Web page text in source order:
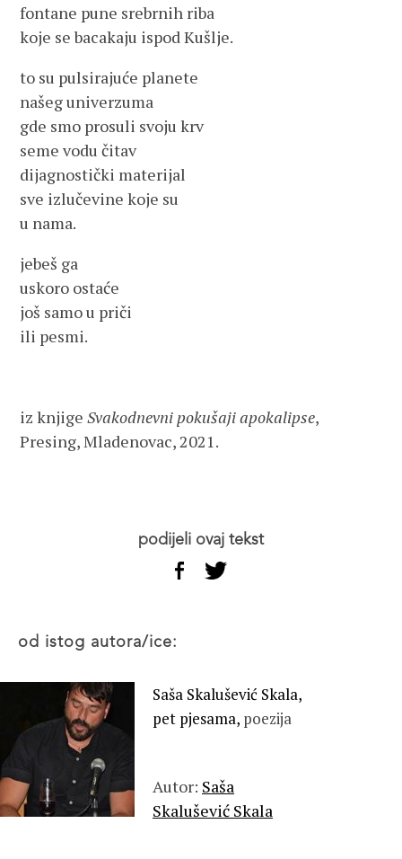
fontane pune srebrnih riba
koje se bacakaju ispod Kušlje.
to su pulsirajuće planete
našeg univerzuma
gde smo prosuli svoju krv
seme vodu čitav
dijagnostički materijal
sve izlučevine koje su
u nama.
jebeš ga
uskoro ostaće
još samo u priči
ili pesmi.
iz knjigeSvakodnevni pokušaji apokalipse,
Presing, Mladenovac, 2021.
podijeli ovaj tekst
od istog autora/ice:
Saša Skalušević Skala,
pet pjesama, poezija
Autor: Saša
Skalušević Skala